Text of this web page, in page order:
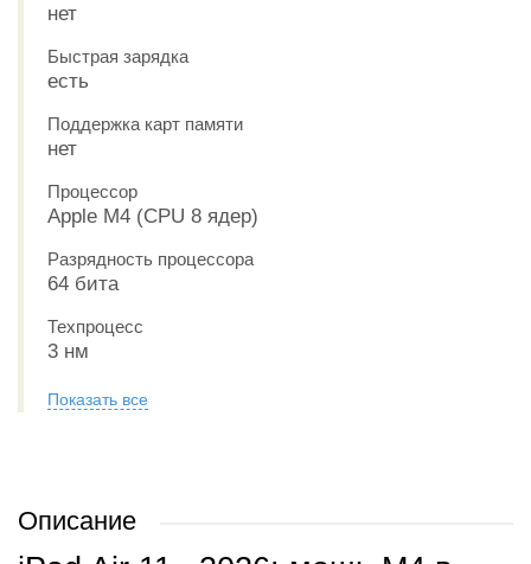
нет
Быстрая зарядка
есть
Поддержка карт памяти
нет
Процессор
Apple M4 (CPU 8 ядер)
Разрядность процессора
64 бита
Техпроцесс
3 нм
Показать все
Описание